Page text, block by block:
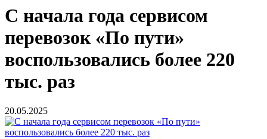
С начала года сервисом
перевозок «По пути»
воспользовались более 220
тыс. раз
20.05.2025